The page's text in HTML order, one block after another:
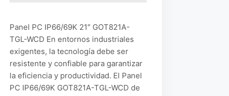
Panel PC IP66/69K 21″ GOT821A-
TGL-WCD En entornos industriales
exigentes, la tecnología debe ser
resistente y confiable para garantizar
la eficiencia y productividad. El Panel
PC IP66/69K GOT821A-TGL-WCD de